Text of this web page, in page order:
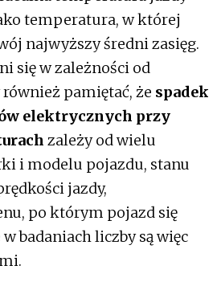
temperatura, w której
najwyższy średni zasięg.
się w zależności od
pamiętać, że spadek
elektrycznych przy
zależy od wielu
i modelu pojazdu, stanu
jazdy,
po którym pojazd się
badaniach liczby są więc